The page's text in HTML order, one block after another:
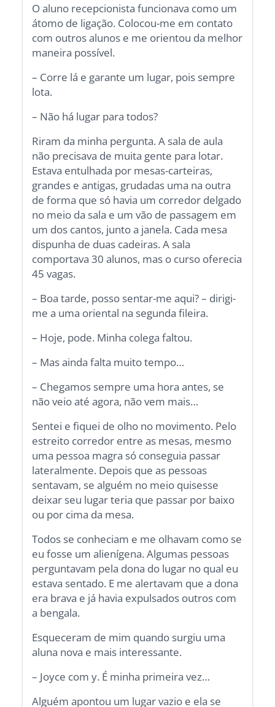
O aluno recepcionista funcionava como um
átomo de ligação. Colocou-me em contato
com outros alunos e me orientou da melhor
maneira possível.
– Corre lá e garante um lugar, pois sempre
lota.
– Não há lugar para todos?
Riram da minha pergunta. A sala de aula
não precisava de muita gente para lotar.
Estava entulhada por mesas-carteiras,
grandes e antigas, grudadas uma na outra
de forma que só havia um corredor delgado
no meio da sala e um vão de passagem em
um dos cantos, junto a janela. Cada mesa
dispunha de duas cadeiras. A sala
comportava 30 alunos, mas o curso oferecia
45 vagas.
– Boa tarde, posso sentar-me aqui? – dirigi-
me a uma oriental na segunda fileira.
– Hoje, pode. Minha colega faltou.
– Mas ainda falta muito tempo…
– Chegamos sempre uma hora antes, se
não veio até agora, não vem mais…
Sentei e fiquei de olho no movimento. Pelo
estreito corredor entre as mesas, mesmo
uma pessoa magra só conseguia passar
lateralmente. Depois que as pessoas
sentavam, se alguém no meio quisesse
deixar seu lugar teria que passar por baixo
ou por cima da mesa.
Todos se conheciam e me olhavam como se
eu fosse um alienígena. Algumas pessoas
perguntavam pela dona do lugar no qual eu
estava sentado. E me alertavam que a dona
era brava e já havia expulsados outros com
a bengala.
Esqueceram de mim quando surgiu uma
aluna nova e mais interessante.
– Joyce com y. É minha primeira vez…
Alguém apontou um lugar vazio e ela se